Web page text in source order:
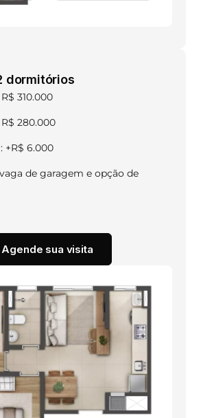
dormitórios
310.000
R$ 280.000
+R$ 6.000
de garagem e opção de
Agende sua visita